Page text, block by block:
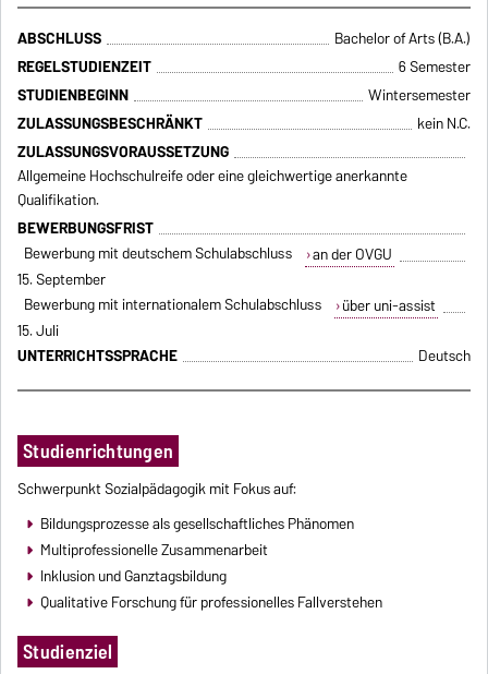
ABSCHLUSS
Bachelor of Arts (B.A.)
REGELSTUDIENZEIT
6 Semester
STUDIENBEGINN
Wintersemester
ZULASSUNGSBESCHRÄNKT
kein N.C.
ZULASSUNGSVORAUSSETZUNG
Allgemeine Hochschulreife oder eine gleichwertige anerkannte
Qualifikation.
BEWERBUNGSFRIST
Bewerbung mit deutschem Schulabschluss
an der OVGU
15. September
Bewerbung mit internationalem Schulabschluss
über uni-assist
15. Juli
UNTERRICHTSSPRACHE
Deutsch
Studienrichtungen
Schwerpunkt Sozialpädagogik mit Fokus auf:
Bildungsprozesse als gesellschaftliches Phänomen
Multiprofessionelle Zusammenarbeit
Inklusion und Ganztagsbildung
Qualitative Forschung für professionelles Fallverstehen
Studienziel